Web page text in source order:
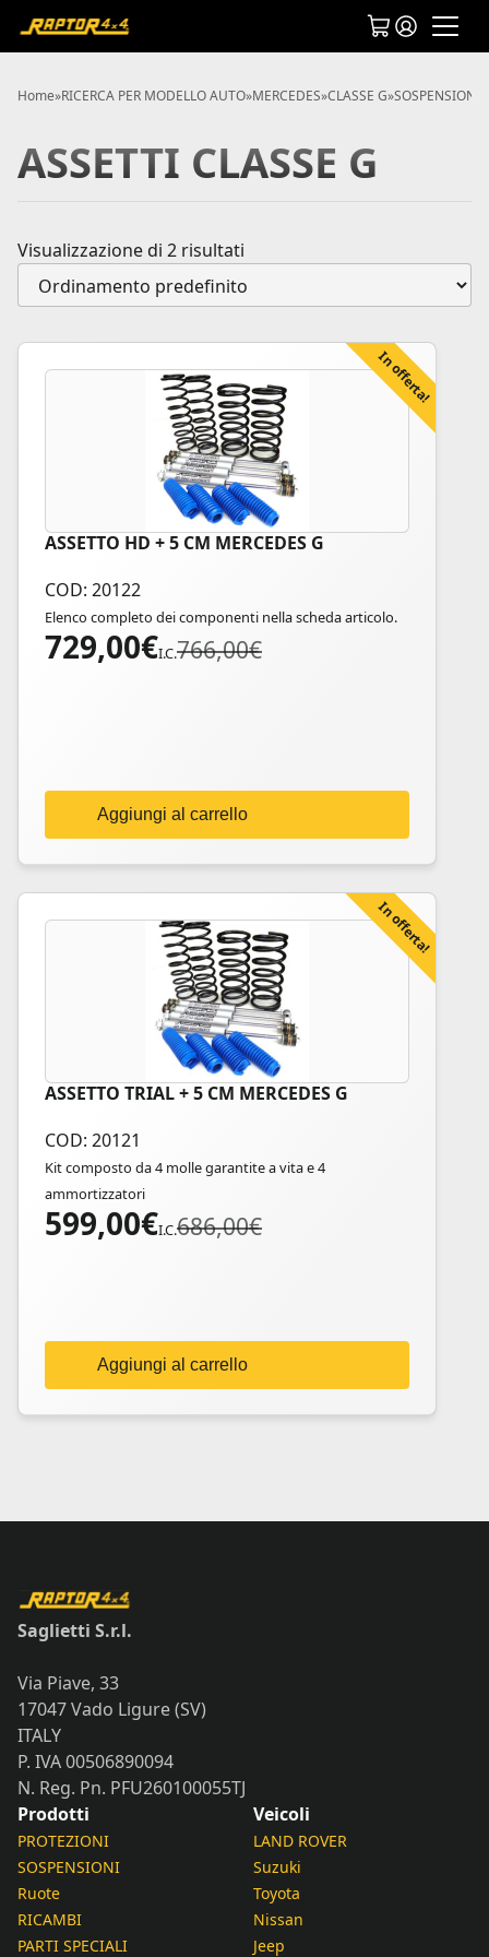
Home»RICERCA PER MODELLO AUTO»MERCEDES»CLASSE G»SOSPENSIONI
ASSETTI CLASSE G
Visualizzazione di 2 risultati
In offerta!
ASSETTO HD + 5 CM MERCEDES G
COD: 20122
Elenco completo dei componenti nella scheda articolo.
766,00€
Il
prezzo
729,00€
Il
prezzo
I.C.
Aggiungi al carrello
In offerta!
ASSETTO TRIAL + 5 CM MERCEDES G
COD: 20121
Kit composto da 4 molle garantite a vita e 4
ammortizzatori
686,00€
Il
prezzo
599,00€
Il
prezzo
I.C.
Aggiungi al carrello
Saglietti S.r.l.
Via Piave, 33
17047 Vado Ligure (SV)
ITALY
P. IVA 00506890094
N. Reg. Pn. PFU260100055TJ
Prodotti
PROTEZIONI
SOSPENSIONI
Ruote
RICAMBI
PARTI SPECIALI
Veicoli
LAND ROVER
Suzuki
Toyota
Nissan
Jeep